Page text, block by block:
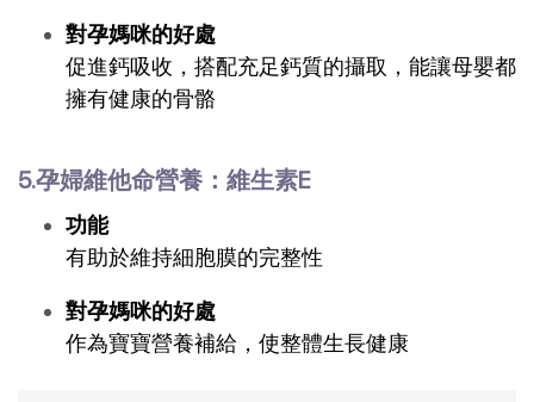
對孕媽咪的好處
促進鈣吸收，搭配充足鈣質的攝取，能讓母嬰都
擁有健康的骨骼
5.孕婦維他命營養：維生素E
功能
有助於維持細胞膜的完整性
對孕媽咪的好處
作為寶寶營養補給，使整體生長健康